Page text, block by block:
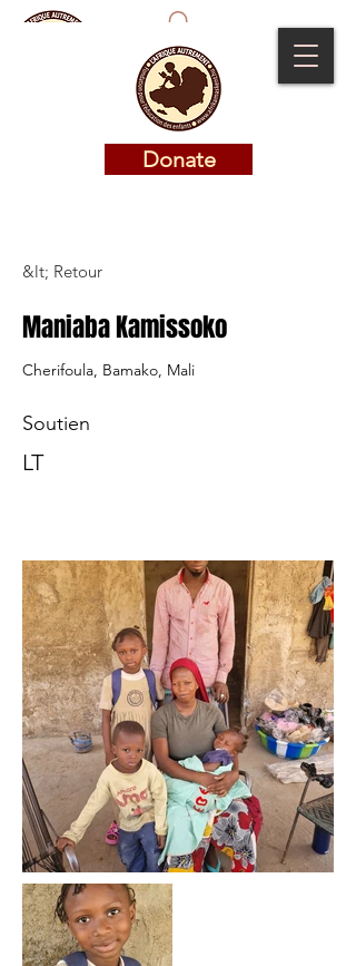
Donate
Donate
&lt; Retour
Maniaba Kamissoko
Cherifoula, Bamako, Mali
Soutien
LT